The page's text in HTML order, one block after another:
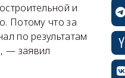
и
Потому что за
по результатам
— заявил